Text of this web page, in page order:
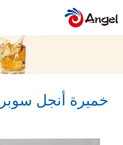
خميرة أنجل سوبر